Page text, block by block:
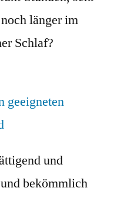
länger im
Schlaf?
geeigneten
und
bekömmlich